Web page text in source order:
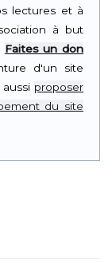
lectures et à
à but
Faites un don
d'un site
proposer
du site